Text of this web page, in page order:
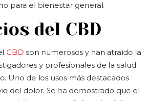
para el bienestar general.
del CBD
CBD son numerosos y han atraído la
y profesionales de la salud
Uno de los usos más destacados
del dolor. Se ha demostrado que el